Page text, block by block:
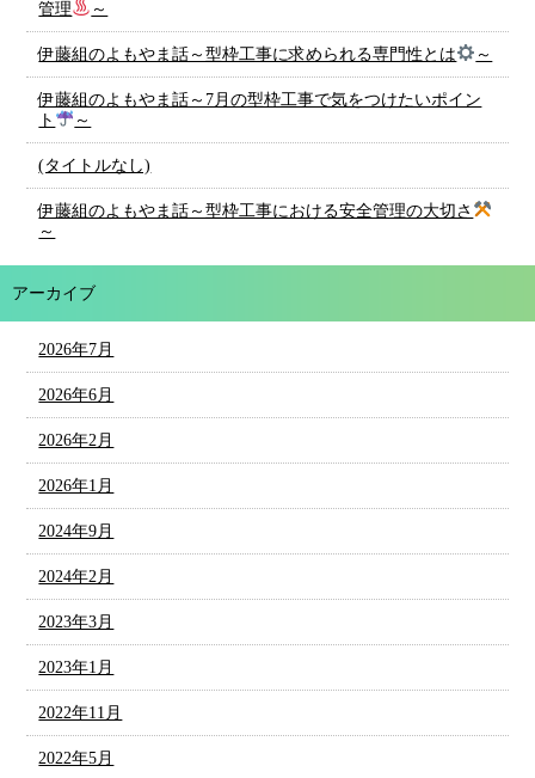
管理
～
伊藤組のよもやま話～型枠工事に求められる専門性とは ～
伊藤組のよもやま話～7月の型枠工事で気をつけたいポイン
ト
～
(タイトルなし)
伊藤組のよもやま話～型枠工事における安全管理の大切さ
～
アーカイブ
2026年7月
2026年6月
2026年2月
2026年1月
2024年9月
2024年2月
2023年3月
2023年1月
2022年11月
2022年5月